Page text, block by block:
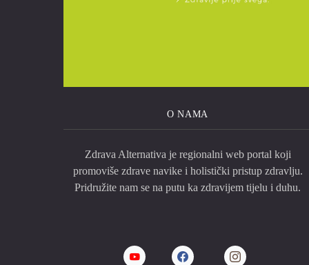
O NAMA
Zdrava Alternativa je regionalni web portal koji
promoviše zdrave navike i holistički pristup zdravlju.
Pridružite nam se na putu ka zdravijem tijelu i duhu.